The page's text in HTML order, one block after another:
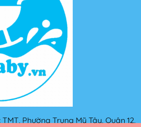
Phường Trung Mỹ Tây, Quận 12,